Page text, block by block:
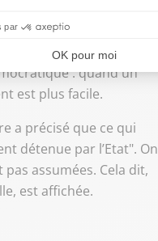
donc bien une option
par la SNCF très loin de
est un amendement
: quand un
est plus facile.
a précisé que ce qui
détenue par l’Etat". On
assumées. Cela dit,
est affichée.